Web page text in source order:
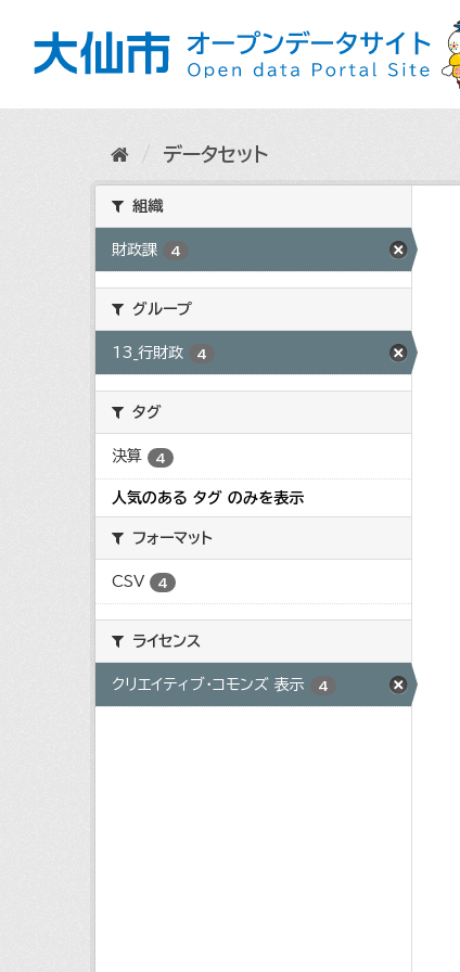
データセット
組織
財政課 4
グループ
13_行財政 4
タグ
決算 4
人気のある タグ のみを表示
フォーマット
CSV 4
ライセンス
クリエイティブ・コモンズ 表示 4